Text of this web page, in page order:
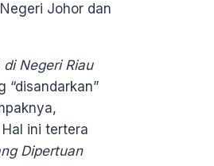
Johor dan
Negeri Riau
ini tertera
Dipertuan